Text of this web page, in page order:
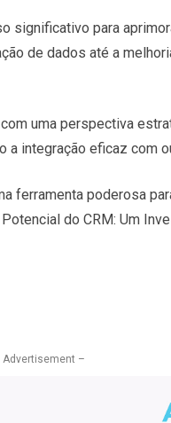
significativo para
de dados até a
uma perspectiva
a integração eficaz com
ferramenta poderosa
do CRM: Um
Advertisement –